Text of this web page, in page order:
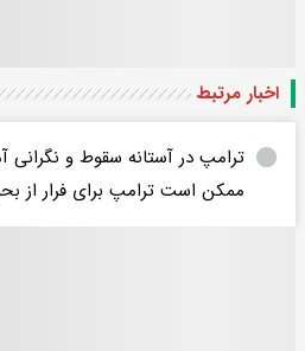
اخبار مرتبط
ترامپ در آستانه سقوط و نگرانی
ممکن است ترامپ برای فرار از